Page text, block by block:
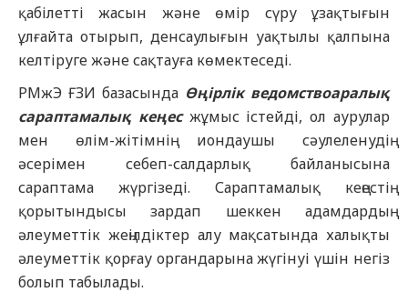
қабілетті жасын және өмір сүру ұзақтығын
ұлғайта отырып, денсаулығын уақтылы қалпына
келтіруге және сақтауға көмектеседі.
РМжЭ ҒЗИ базасында Өңірлік ведомствоаралық
сараптамалық кеңесжұмыс істейді, ол аурулар
мен өлім-жітімнің иондаушы сәулеленудің
әсерімен себеп-салдарлық байланысына
сараптама жүргізеді. Сараптамалық кеңестің
қорытындысы зардап шеккен адамдардың
әлеуметтік жеңілдіктер алу мақсатында халықты
әлеуметтік қорғау органдарына жүгінуі үшін негіз
болып табылады.